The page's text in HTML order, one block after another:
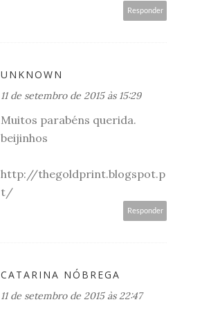
Responder
UNKNOWN
11 de setembro de 2015 às 15:29
Muitos parabéns querida.
beijinhos
http://thegoldprint.blogspot.p
t/
Responder
CATARINA NÓBREGA
11 de setembro de 2015 às 22:47